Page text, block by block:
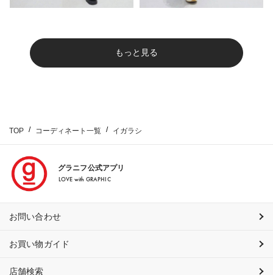
もっと見る
TOP コーディネート一覧 イガラシ
グラニフ公式アプリ
LOVE with GRAPHIC
お問い合わせ
お買い物ガイド
店舗検索